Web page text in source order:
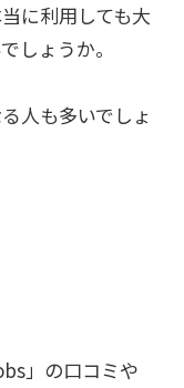
に利用しても大
しょうか。
人も多いでしょ
」の口コミや